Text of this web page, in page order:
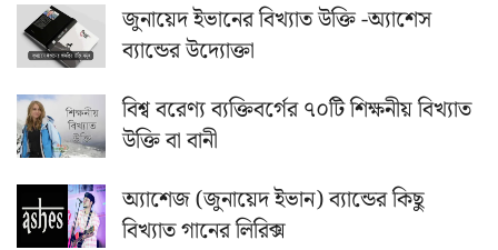
জুনায়েদ ইভানের বিখ্যাত উক্তি -অ্যাশেস
ব্যান্ডের উদ্যোক্তা
বিশ্ব বরেণ্য ব্যক্তিবর্গের ৭০টি শিক্ষনীয় বিখ্যাত
উক্তি বা বানী
অ্যাশেজ (জুনায়েদ ইভান) ব্যান্ডের কিছু
বিখ্যাত গানের লিরিক্স